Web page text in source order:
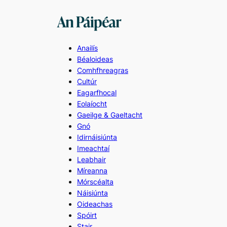
Anailís
Béaloideas
Comhfhreagras
Cultúr
Eagarfhocal
Eolaíocht
Gaeilge & Gaeltacht
Gnó
Idirnáisiúnta
Imeachtaí
Leabhair
Míreanna
Mórscéalta
Náisiúnta
Oideachas
Spóirt